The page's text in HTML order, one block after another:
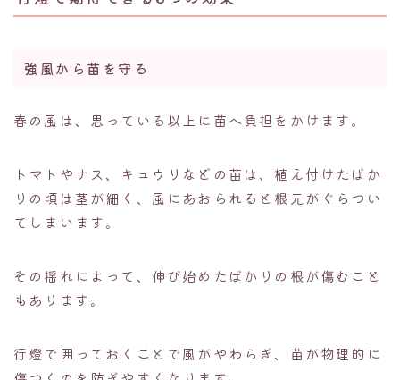
強風から苗を守る
春の風は、思っている以上に苗へ負担をかけます。
トマトやナス、キュウリなどの苗は、植え付けたばか
りの頃は茎が細く、風にあおられると根元がぐらつい
てしまいます。
その揺れによって、伸び始めたばかりの根が傷むこと
もあります。
行燈で囲っておくことで風がやわらぎ、苗が物理的に